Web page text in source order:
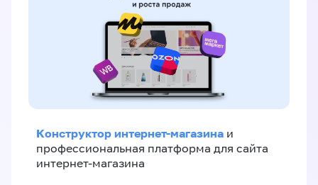
Конструктор интернет-магазина и
профессиональная платформа для сайта
интернет-магазина